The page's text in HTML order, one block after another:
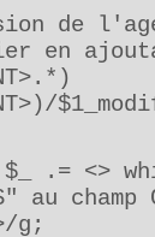
de
en
.= <>
champ
g;